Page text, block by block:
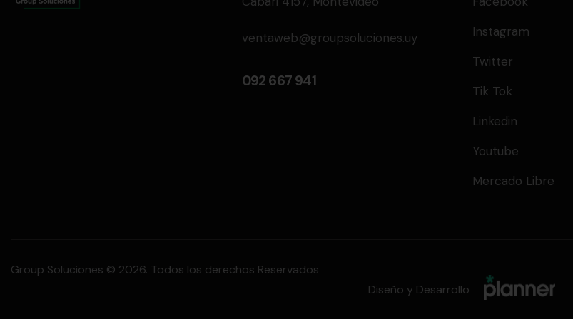
ventaweb@groupsoluciones.uy
092 667 941
Instagram
Twitter
Tik Tok
Linkedin
Youtube
Mercado Libre
Group Soluciones © 2026. Todos los derechos Reservados
Diseño y Desarrollo